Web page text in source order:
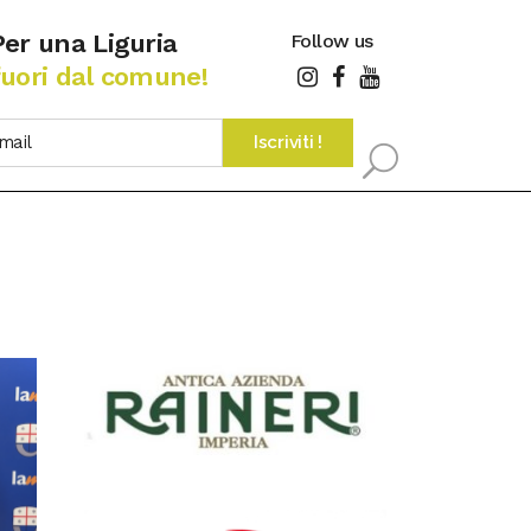
una Liguria
dal comune!
Follow us